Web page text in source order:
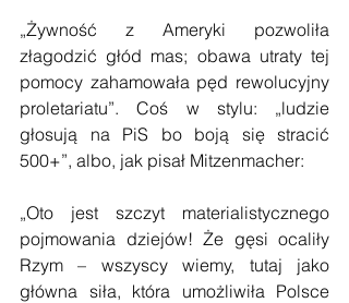
„Żywność z Ameryki pozwoliła
złagodzić głód mas; obawa utraty tej
pomocy zahamowała pęd rewolucyjny
proletariatu”. Coś w stylu: „ludzie
głosują na PiS bo boją się stracić
500+”, albo, jak pisał Mitzenmacher:
„Oto jest szczyt materialistycznego
pojmowania dziejów! Że gęsi ocaliły
Rzym – wszyscy wiemy, tutaj jako
główna siła, która umożliwiła Polsce